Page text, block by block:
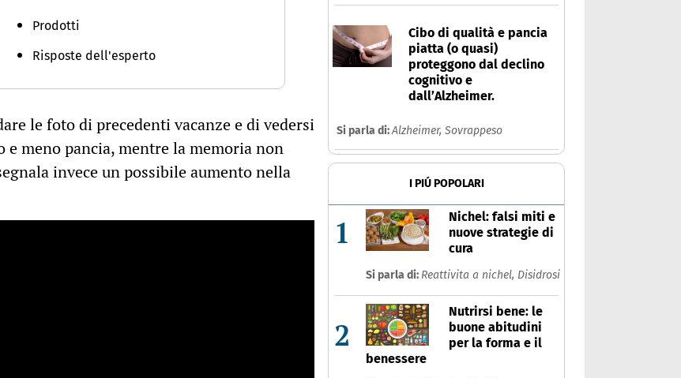
Prodotti
Risposte dell'esperto
Che cos'è
Ultime notizie
le foto di precedenti vacanze e di vedersi
meno pancia, mentre la memoria non
invece un possibile aumento nella
Cibo di qualità e pancia
piatta (o quasi)
proteggono dal declino
cognitivo e
dall’Alzheimer.
Si parla di:Alzheimer, Sovrappeso
I PIÚ POPOLARI
1
Nichel: falsi miti e
nuove strategie di
cura
Si parla di: Reattivita a nichel, Disidrosi
2
Nutrirsi bene: le
buone abitudini
per la forma e il
benessere